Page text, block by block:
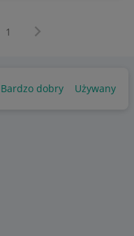
1 Następna strona
Bardzo dobry Używany